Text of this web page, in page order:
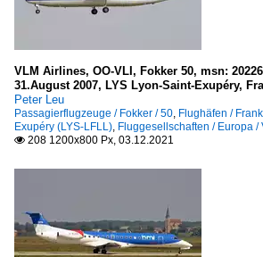
Travel Service (QS-TVS)
Vueling Airlines (VY-VLG)
White
1900D
VLM Airlines, OO-VLI, Fokker 50, msn:
31.August 2007, LYS Lyon-Saint-Exupéry,
Peter Leu
Passagierflugzeuge / Fokker / 50, Flughäfen /
Exupéry (LYS-LFLL), Fluggesellschaften / Europa /
 208 1200x800 Px, 03.12.2021